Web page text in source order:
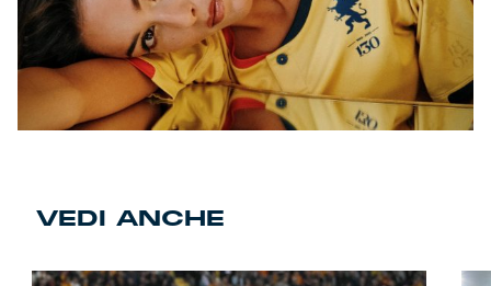
VEDI ANCHE